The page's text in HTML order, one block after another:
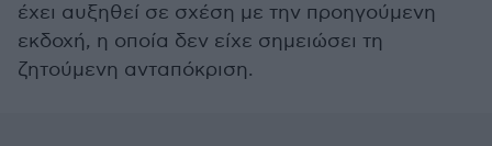
έχει αυξηθεί σε σχέση με την προηγούμενη
εκδοχή, η οποία δεν είχε σημειώσει τη
ζητούμενη ανταπόκριση.